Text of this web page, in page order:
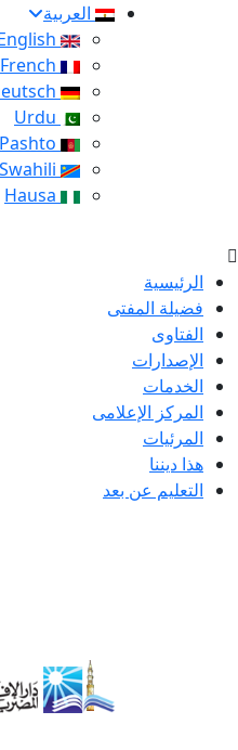
العربية
الرئيسية
فضيلة المفتى
الفتاوى
الإصدارات
الخدمات
المركز الإعلامى
المرئيات
هذا ديننا
التعليم عن بعد